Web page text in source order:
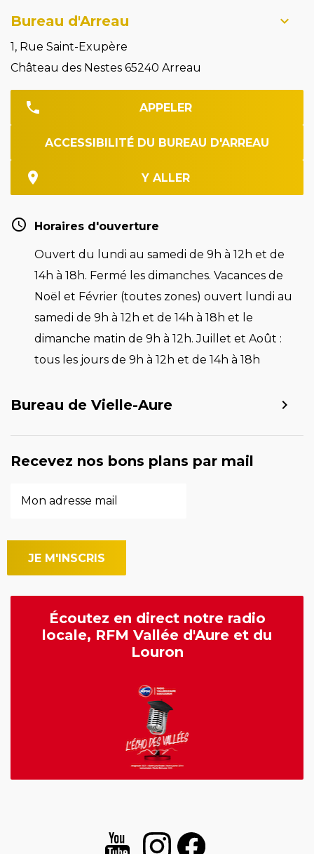
Bureau d'Arreau
1, Rue Saint-Exupère
Château des Nestes 65240 Arreau
APPELER
ACCESSIBILITÉ DU BUREAU D'ARREAU
Y ALLER
Horaires d'ouverture
Ouvert du lundi au samedi de 9h à 12h et de
14h à 18h. Fermé les dimanches. Vacances de
Noël et Février (toutes zones) ouvert lundi au
samedi de 9h à 12h et de 14h à 18h et le
dimanche matin de 9h à 12h. Juillet et Août :
tous les jours de 9h à 12h et de 14h à 18h
Bureau de Vielle-Aure
Recevez nos bons plans par mail
Écoutez en direct notre radio
locale, RFM Vallée d'Aure et du
Louron